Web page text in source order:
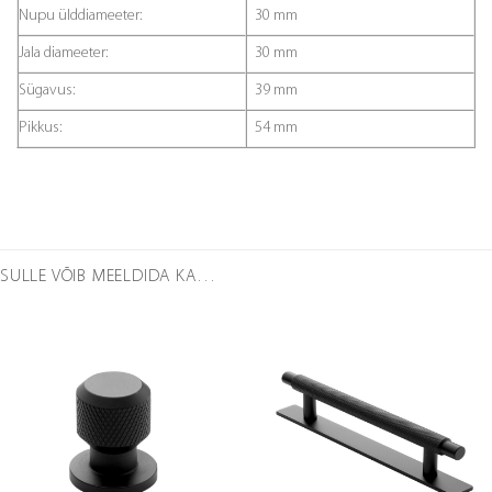
Nupu ülddiameeter: 30 mm
Jala diameeter: 30 mm
Sügavus: 39 mm
Pikkus: 54 mm
SULLE VÕIB MEELDIDA KA…